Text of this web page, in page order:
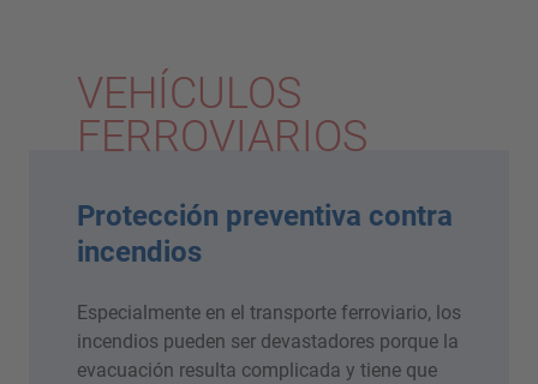
VEHÍCULOS
FERROVIARIOS
Protección preventiva contra
incendios
Especialmente en el transporte ferroviario, los
incendios pueden ser devastadores porque la
evacuación resulta complicada y tiene que